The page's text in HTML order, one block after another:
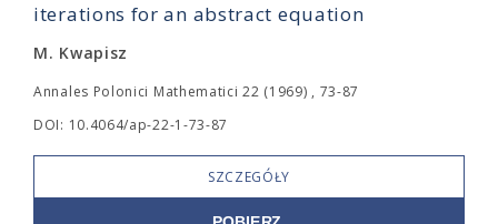
iterations for an abstract equation
M. Kwapisz
Annales Polonici Mathematici 22 (1969) , 73-87
DOI: 10.4064/ap-22-1-73-87
SZCZEGÓŁY